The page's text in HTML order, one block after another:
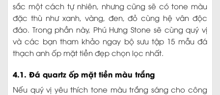
sắc một cách tự nhiên, nhưng cũng sẽ có tone màu
đặc thù như xanh, vàng, đen, đỏ cùng hệ vân độc
đáo. Trong phần này, Phú Hưng Stone sẽ cùng quý vị
và các bạn tham khảo ngay bộ sưu tập 15 mẫu đá
thạch anh ốp mặt tiền đẹp chọn lọc nhất.
4.1. Đá quartz ốp mặt tiền màu trắng
Nếu quý vị yêu thích tone màu trắng sáng cho công